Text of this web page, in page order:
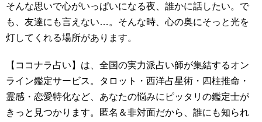
そんな思いで心がいっぱいになる夜、誰かに話したい。で
も、友達にも言えない…。そんな時、心の奥にそっと光を
灯してくれる場所があります。
【ココナラ占い】は、全国の実力派占い師が集結するオン
ライン鑑定サービス。タロット・西洋占星術・四柱推命・
霊感・恋愛特化など、あなたの悩みにピッタリの鑑定士が
きっと見つかります。匿名＆非対面だから、誰にも知られ